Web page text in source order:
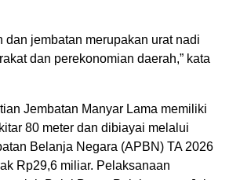
dan jembatan merupakan urat nadi
dan perekonomian daerah,” kata
Jembatan Manyar Lama memiliki
80 meter dan dibiayai melalui
Belanja Negara (APBN) TA 2026
Rp29,6 miliar. Pelaksanaan